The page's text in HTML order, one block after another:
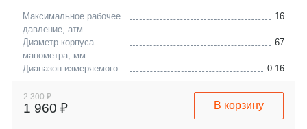
Максимальное рабочее
давление, атм
16
Диаметр корпуса
манометра, мм
67
Диапазон измеряемого
0-16
Длина шланга с
наконечником, см
45
2 300 ₽
1 960 ₽ В корзину